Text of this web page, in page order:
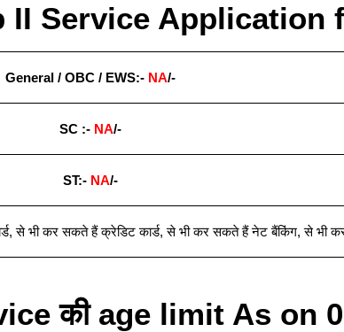
II Service Application
General / OBC / EWS:- NA/-
SC :- NA/-
ST:- NA/-
,से भी कर सकते हैं क्रेडिट कार्ड,से भी कर सकते हैं नेट बैंकिंग,से भी
की age limit As on